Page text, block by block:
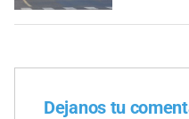
Dejanos tu